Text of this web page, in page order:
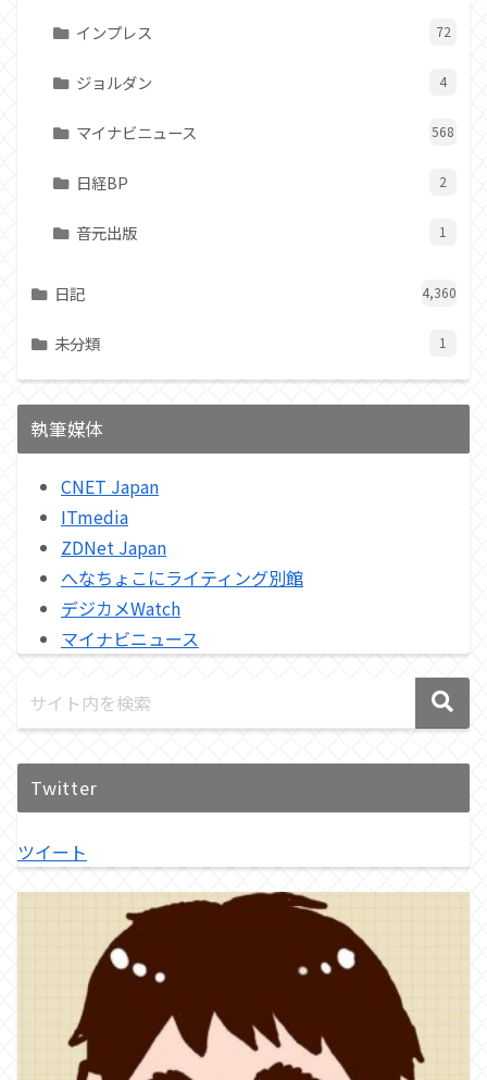
インプレス 72
ジョルダン 4
マイナビニュース 568
日経BP 2
音元出版 1
日記 4,360
未分類 1
執筆媒体
CNET Japan
ITmedia
ZDNet Japan
へなちょこにライティング別館
デジカメWatch
マイナビニュース
Twitter
ツイート